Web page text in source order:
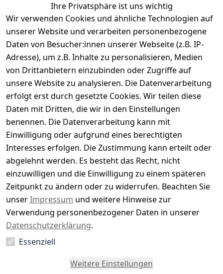
Kundenbewertungen
Durchschnittliche Bewertung
0
Basierend auf 0 Bewertung(en)
Bewertung abgeben
5
( 0 )
4
( 0 )
3
( 0 )
2
( 0 )
1
( 0 )
Es hat noch niemand eine Bewertung für diesen
Artikel abgegeben
Ihre Privatsphäre ist uns wichtig
Wir verwenden Cookies und ähnliche Technologien auf
unserer Website und verarbeiten personenbezogene
Daten von Besucher:innen unserer Webseite (z.B. IP-
Adresse), um z.B. Inhalte zu personalisieren, Medien
von Drittanbietern einzubinden oder Zugriffe auf
unsere Website zu analysieren. Die Datenverarbeitung
erfolgt erst durch gesetzte Cookies. Wir teilen diese
Daten mit Dritten, die wir in den Einstellungen
benennen. Die Datenverarbeitung kann mit
Einwilligung oder aufgrund eines berechtigten
Interesses erfolgen. Die Zustimmung kann erteilt oder
abgelehnt werden. Es besteht das Recht, nicht
einzuwilligen und die Einwilligung zu einem späteren
Zeitpunkt zu ändern oder zu widerrufen. Beachten Sie
unserImpressum und weitere Hinweise zur
Verwendung personenbezogener Daten in unserer
Datenschutzerklärung.
Essenziell
Weitere Einstellungen